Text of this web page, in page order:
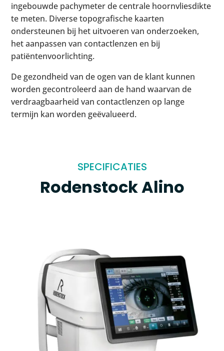
ingebouwde pachymeter de centrale hoornvliesdikte
te meten. Diverse topografische kaarten
ondersteunen bij het uitvoeren van onderzoeken,
het aanpassen van contactlenzen en bij
patiëntenvoorlichting.
De gezondheid van de ogen van de klant kunnen
worden gecontroleerd aan de hand waarvan de
verdraagbaarheid van contactlenzen op lange
termijn kan worden geëvalueerd.
SPECIFICATIES
Rodenstock Alino